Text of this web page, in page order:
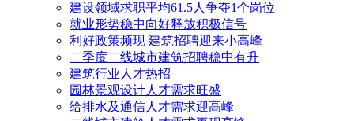
建设领域求职平均61.5人争夺1个岗位
就业形势稳中向好释放积极信号
利好政策频现 建筑招聘迎来小高峰
二季度二线城市建筑招聘稳中有升
建筑行业人才热招
园林景观设计人才需求旺盛
给排水及通信人才需求迎高峰